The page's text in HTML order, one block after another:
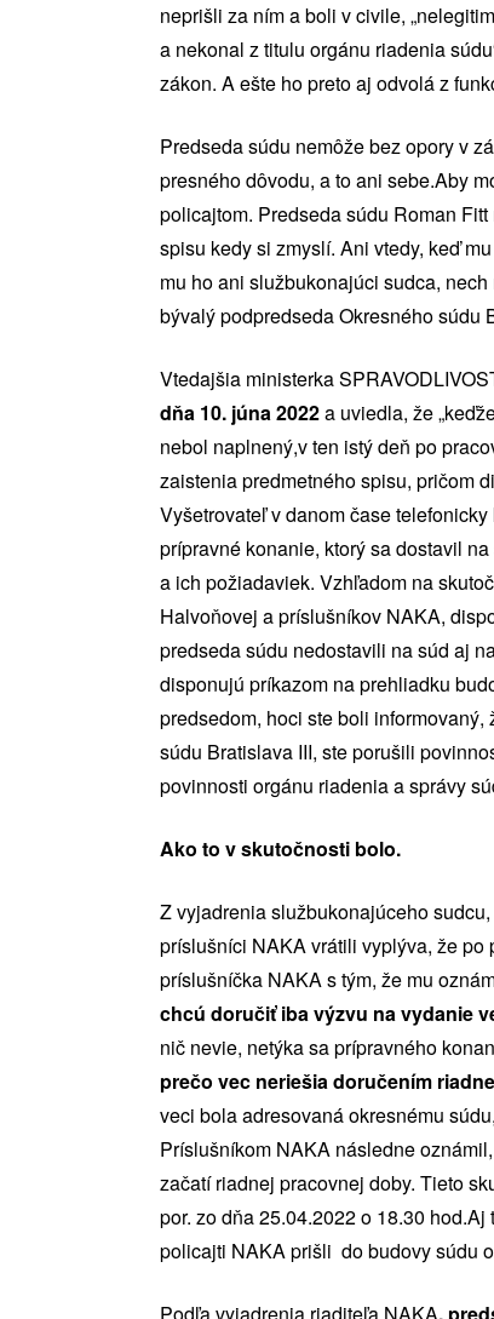
neprišli za ním a boli v civile,
a nekonal z titulu orgánu riadenia
zákon. A ešte ho preto aj odvolá z
Predseda súdu nemôže bez opory v
presného dôvodu, a to ani sebe.Aby
policajtom. Predseda súdu Roman
spisu kedy si zmyslí. Ani vtedy, keď
mu ho ani službukonajúci sudca,
bývalý podpredseda Okresného súdu
Vtedajšia ministerka
dňa 10. júna 2022a uviedla, že
nebol naplnený,v ten istý deň po
zaistenia predmetného spisu, pričom
Vyšetrovateľ v danom čase
prípravné konanie, ktorý sa dostavil
a ich požiadaviek. Vzhľadom na
Halvoňovej a príslušníkov NAKA,
predseda súdu nedostavili na súd aj
disponujú príkazom na prehliadku
predsedom, hoci ste boli
súdu Bratislava III, ste porušili
povinnosti orgánu riadenia a správy
Ako to v skutočnosti bolo.
Z vyjadrenia službukonajúceho
príslušníci NAKA vrátili vyplýva, že
príslušníčka NAKA s tým, že mu
chcú doručiť iba výzvu na vydanie
nič nevie, netýka sa prípravného
prečo vec neriešia doručením
veci bola adresovaná okresnému
Príslušníkom NAKA následne
začatí riadnej pracovnej doby. Tieto
por. zo dňa 25.04.2022 o 18.30
policajti NAKA prišli do budovy súdu